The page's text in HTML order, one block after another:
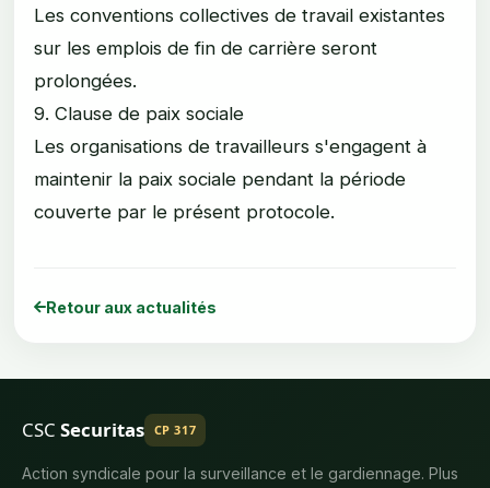
Les conventions collectives de travail existantes
sur les emplois de fin de carrière seront
prolongées.
9. Clause de paix sociale
Les organisations de travailleurs s'engagent à
maintenir la paix sociale pendant la période
couverte par le présent protocole.
Retour aux actualités
CSC Securitas CP 317
Action syndicale pour la surveillance et le gardiennage. Plus